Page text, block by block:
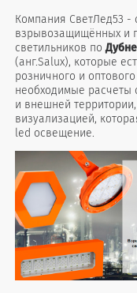
Компания СветЛед53
взрывозащищённых и
светильников поДубне
(анг.Salux), которые
розничного и
необходимые расчеты
и внешней
визуализацией,
led освещение.